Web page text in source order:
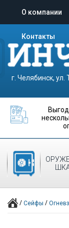
О компании
Контакты
г. Челябинск, ул.
СЕЙФЫ
/ Сейфы /